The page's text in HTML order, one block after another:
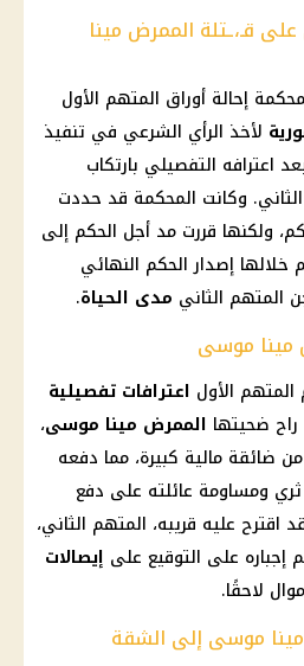
قـ،ـتلة الممرض مينا
إحالة أوراق المتهم الأول
لأخذ الرأي الشرعي في تنفيذ
اعترافه التفصيلي بارتكاب
وكانت المحكمة قد حددت
خلالها إصدار الحكم النهائي
المتهم الثاني مدى الحياة.
مينا موسى
المتهم الأول اعترافات تفصيلية
ضحيتها الممرض مينا موسى،
ضائقة مالية كبيرة، مما دفعه
ومساومة عائلته على دفع
اقترح عليه قريبه، المتهم الثاني،
على التوقيع على إيصالات
لاحقًا.
موسى إلى الشقة